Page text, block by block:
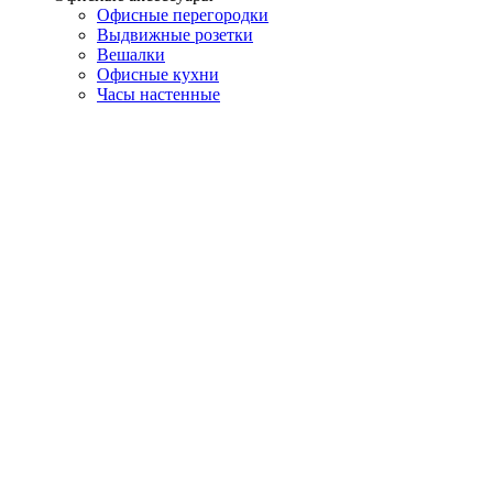
Офисные перегородки
Выдвижные розетки
Вешалки
Офисные кухни
Часы настенные